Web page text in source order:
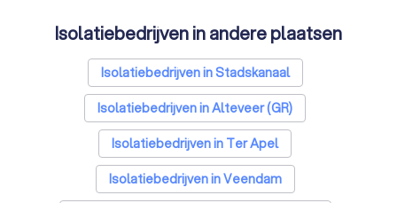
Elektriciens in Nieuw-Buinen
Ongediertebestrijders in Nieuw-Buinen
Architecten in Nieuw-Buinen
Zonwering specialisten in Nieuw-Buinen
Badkamer installateurs in Nieuw-Buinen
Isolatiebedrijven in andere plaatsen
Isolatiebedrijven in Stadskanaal
Isolatiebedrijven in Alteveer (GR)
Isolatiebedrijven in Ter Apel
Isolatiebedrijven in Veendam